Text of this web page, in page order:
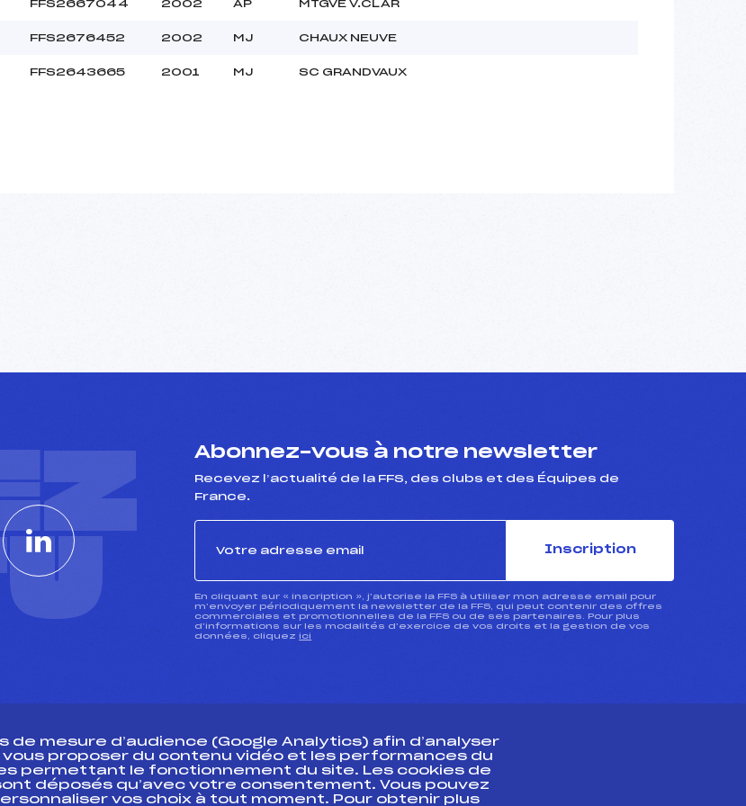
FFS2667044 2002 AP MTGVE V.CLAR
FFS2676452 2002 MJ CHAUX NEUVE
FFS2643665 2001 MJ SC GRANDVAUX
Abonnez-vous à notre newsletter
Recevez l’actualité de la FFS, des clubs et des Équipes de
France.
Inscription
En cliquant sur « inscription », j’autorise la FFS à utiliser mon adresse email pour
m’envoyer périodiquement la newsletter de la FFS, qui peut contenir des offres
commerciales et promotionnelles de la FFS ou de ses partenaires. Pour plus
d’informations sur les modalités d’exercice de vos droits et la gestion de vos
données, cliquez ici
Pôle vie de l’athlète
de mesure d’audience (Google Analytics) afin d’analyser
proposer du contenu vidéo et les performances du
permettant le fonctionnement du site. Les cookies de
déposés qu’avec votre consentement. Vous pouvez
vos choix à tout moment. Pour obtenir plus